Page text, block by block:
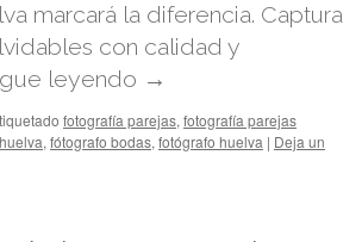
marcará la diferencia. Captura
con calidad y
leyendo →
fotografía parejas, fotografía parejas
, fótografo bodas, fotógrafo huelva | Deja un